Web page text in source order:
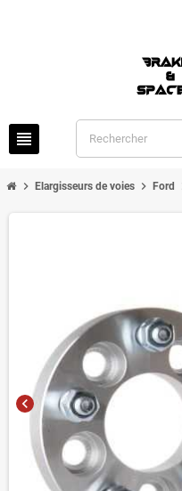
view_headline
chevron_right Elargisseurs de voies chevron_right Ford
chevron_left